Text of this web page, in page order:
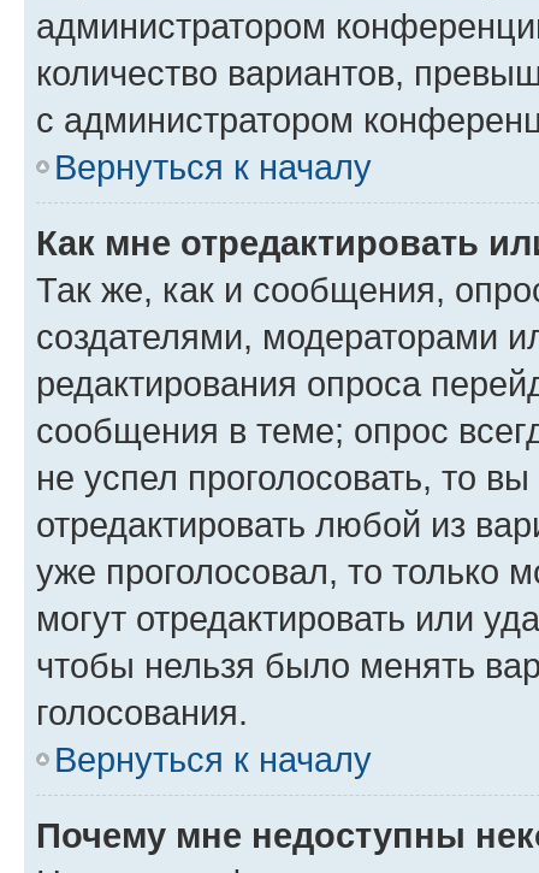
администратором
количество вариантов,
с администратором
Вернуться к началу
Как мне отредактировать
Так же, как и сообщения,
создателями, модераторами
редактирования опроса
сообщения в теме; опрос
не успел проголосовать, то
отредактировать любой из
уже проголосовал, то только
могут отредактировать или
чтобы нельзя было менять
голосования.
Вернуться к началу
Почему мне недоступны